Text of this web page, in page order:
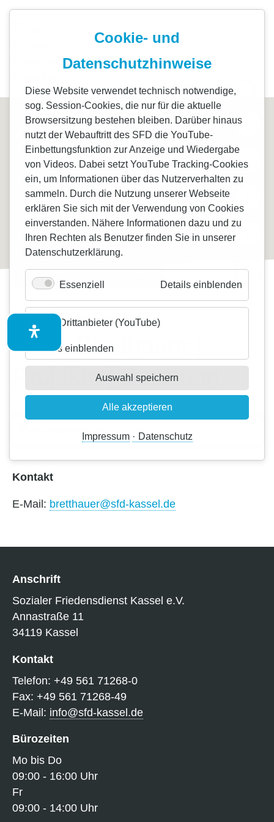
Cookie- und
Datenschutzhinweise
Diese Website verwendet technisch notwendige,
sog. Session-Cookies, die nur für die aktuelle
Browsersitzung bestehen bleiben. Darüber hinaus
nutzt der Webauftritt des SFD die YouTube-
Einbettungsfunktion zur Anzeige und Wiedergabe
von Videos. Dabei setzt YouTube Tracking-Cookies
ein, um Informationen über das Nutzerverhalten zu
sammeln. Durch die Nutzung unserer Webseite
erklären Sie sich mit der Verwendung von Cookies
einverstanden. Nähere Informationen dazu und zu
Ihren Rechten als Benutzer finden Sie in unserer
Datenschutzerklärung.
Essenziell Details einblenden
Drittanbieter (YouTube)
Details einblenden
Drittanbieter
(YouTube)
Auswahl speichern
Alle akzeptieren
Impressum Datenschutz
sfd. einzigartig vielfältig
Anne Bretthauer |
Projekte | Beratung
Kontakt
E-Mail: bretthauer@sfd-kassel.de
Anschrift
Sozialer Friedensdienst Kassel e.V.
Annastraße 11
34119 Kassel
Kontakt
Telefon: +49 561 71268-0
Fax: +49 561 71268-49
E-Mail: info@sfd-kassel.de
Bürozeiten
Mo bis Do
09:00 - 16:00 Uhr
Fr
09:00 - 14:00 Uhr
Standorte
Projekte
Spenden
Über uns
Kontakt